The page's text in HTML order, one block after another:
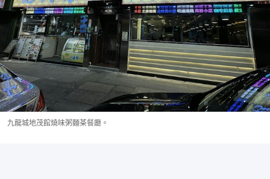
九龍城地茂館燒味粥麵茶餐廳。